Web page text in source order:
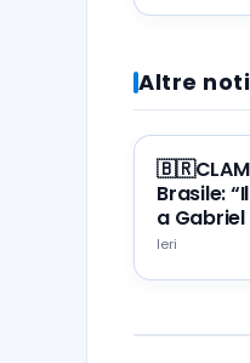
Altre
Brasile:
a Gabriel
Ieri